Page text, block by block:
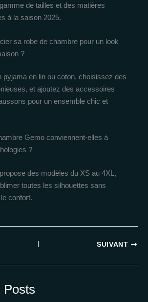
de tailles et des matières
à la saison 2025.
sa robe de chambre pour un look
?
pyjama en lin ou coton, choisissez des
et ajoutez des accessoires
pour un ensemble chic et
Gemo conviennent-elles à
?
des modèles du XS au 4XL,
toutes les silhouettes sans
confort.
SUIVANT
Posts